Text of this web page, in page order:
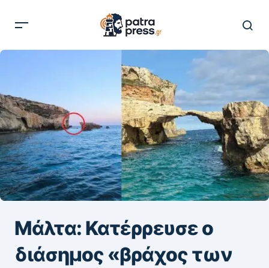
Μάλτα: Κατέρρευσε ο
διάσημος «βράχος των